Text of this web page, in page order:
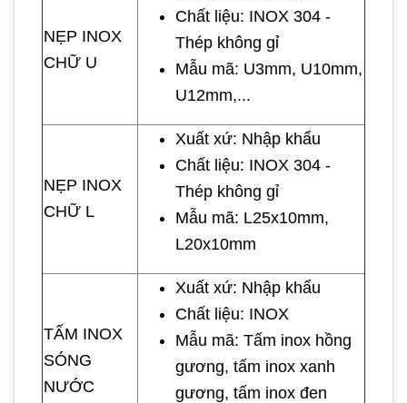
NẸP INOX
CHỮ U
Chất liệu: INOX 304 -
Thép không gỉ
Mẫu mã: U3mm, U10mm,
U12mm,...
NẸP INOX
CHỮ L
Xuất xứ: Nhập khẩu
Chất liệu: INOX 304 -
Thép không gỉ
Mẫu mã: L25x10mm,
L20x10mm
TẤM INOX
SÓNG
NƯỚC
Xuất xứ: Nhập khẩu
Chất liệu: INOX
Mẫu mã: Tấm inox hồng
gương, tấm inox xanh
gương, tấm inox đen